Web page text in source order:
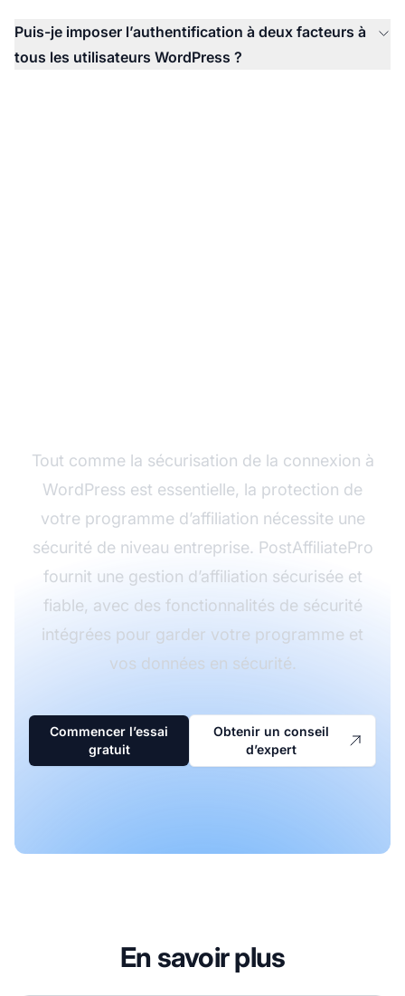
Puis-je imposer l’authentification à deux facteurs à
tous les utilisateurs WordPress ?
Tout comme la sécurisation de la connexion à
WordPress est essentielle, la protection de
votre programme d’affiliation nécessite une
sécurité de niveau entreprise. PostAffiliatePro
fournit une gestion d’affiliation sécurisée et
fiable, avec des fonctionnalités de sécurité
intégrées pour garder votre programme et
vos données en sécurité.
Commencer l’essai
gratuit
Obtenir un conseil
d’expert
En savoir plus